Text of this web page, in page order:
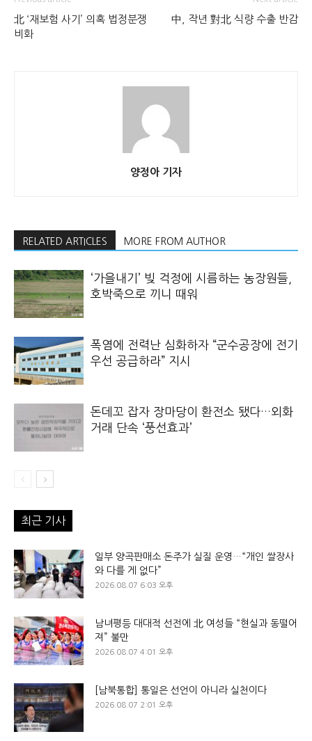
北 ‘재보험 사기’ 의혹 법정분쟁
비화
中, 작년 對北 식량 수출 반감
양정아 기자
RELATED ARTICLES MORE FROM AUTHOR
‘가을내기’ 빚 걱정에 시름하는 농장원들,
호박죽으로 끼니 때워
폭염에 전력난 심화하자 “군수공장에 전기
우선 공급하라” 지시
돈데꼬 잡자 장마당이 환전소 됐다…외화
거래 단속 ‘풍선효과’
최근 기사
일부 양곡판매소 돈주가 실질 운영…“개인 쌀장사
와 다를 게 없다”
2026.08.07 6:03 오후
남녀평등 대대적 선전에 北 여성들 “현실과 동떨어
져” 불만
2026.08.07 4:01 오후
[남북통합] 통일은 선언이 아니라 실천이다
2026.08.07 2:01 오후